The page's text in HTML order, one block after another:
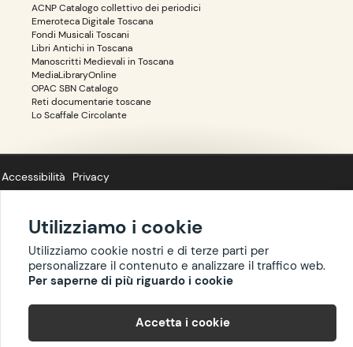
ACNP Catalogo collettivo dei periodici
Emeroteca Digitale Toscana
Fondi Musicali Toscani
Libri Antichi in Toscana
Manoscritti Medievali in Toscana
MediaLibraryOnline
OPAC SBN Catalogo
Reti documentarie toscane
Lo Scaffale Circolante
Accessibilità Privacy
Copyright © BIBLIOTOSCANA: tutti i diritti riservati quanto ai dati delle
risorse. I contenuti estratti da Wikipedia sono riproducibili con licenza
Utilizziamo i cookie
Utilizziamo cookie nostri e di terze parti per
personalizzare il contenuto e analizzare il traffico web.
Per saperne di più riguardo i cookie
Accetta i cookie